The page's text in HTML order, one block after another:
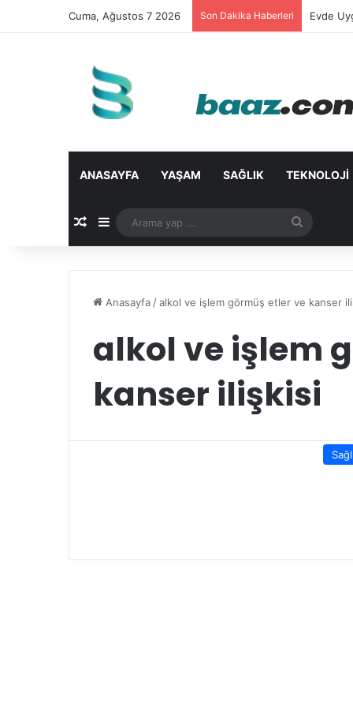
Cuma, Ağustos 7 2026 Son Dakika Haberleri Evde
ANASAYFA YAŞAM SAĞLIK TEKNOLOJI
Rastgele Makale
Kenar Bölmesi
yap
Anasayfa /alkol ve işlem görmüş etler ve kanser
alkol ve işlem
kanser ilişkisi